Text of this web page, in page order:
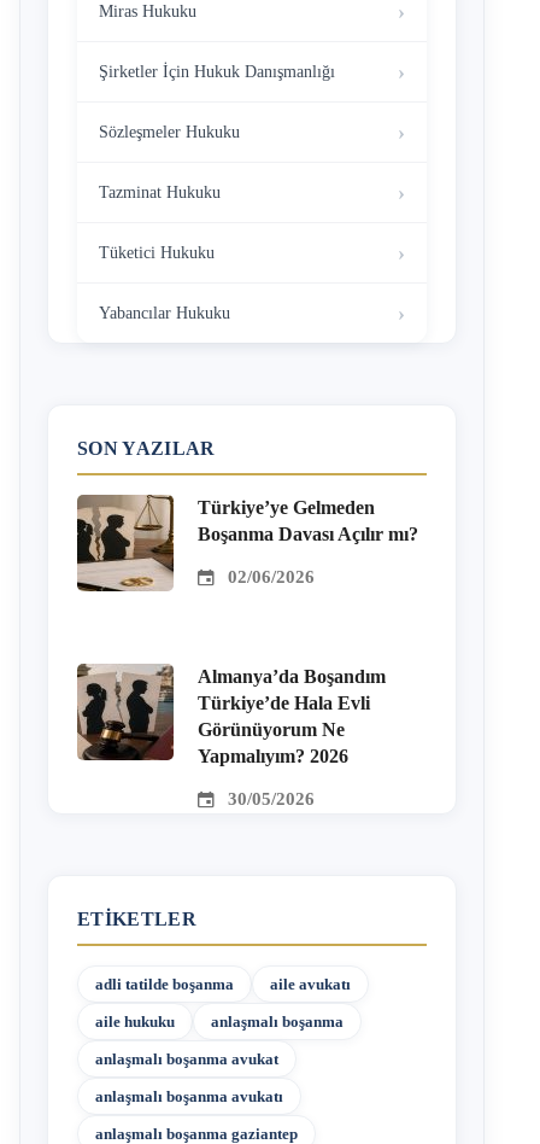
Miras Hukuku
Şirketler İçin Hukuk Danışmanlığı
Sözleşmeler Hukuku
Tazminat Hukuku
Tüketici Hukuku
Yabancılar Hukuku
SON YAZILAR
Türkiye’ye Gelmeden
Boşanma Davası Açılır mı?
02/06/2026
Almanya’da Boşandım
Türkiye’de Hala Evli
Görünüyorum Ne
Yapmalıyım? 2026
30/05/2026
ETIKETLER
adli tatilde boşanma aile avukatı
aile hukuku anlaşmalı boşanma
anlaşmalı boşanma avukat
anlaşmalı boşanma avukatı
anlaşmalı boşanma gaziantep